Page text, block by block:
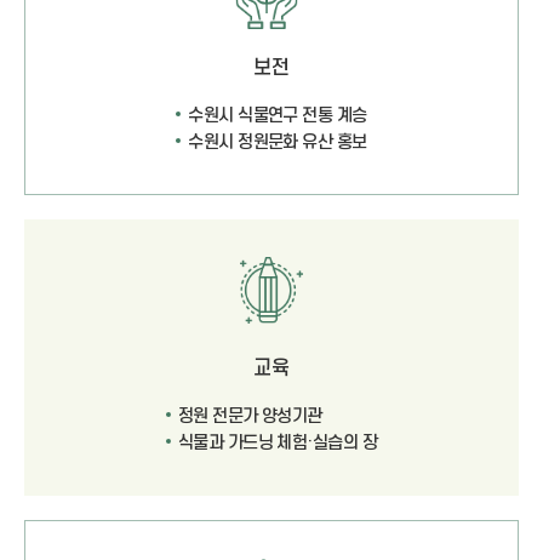
보전
수원시 식물연구 전통 계승
수원시 정원문화 유산 홍보
교육
정원 전문가 양성기관
식물과 가드닝 체험·실습의 장